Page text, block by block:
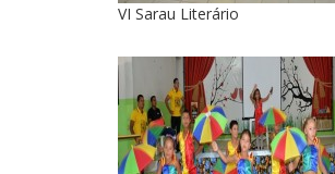
VI Sarau Literário